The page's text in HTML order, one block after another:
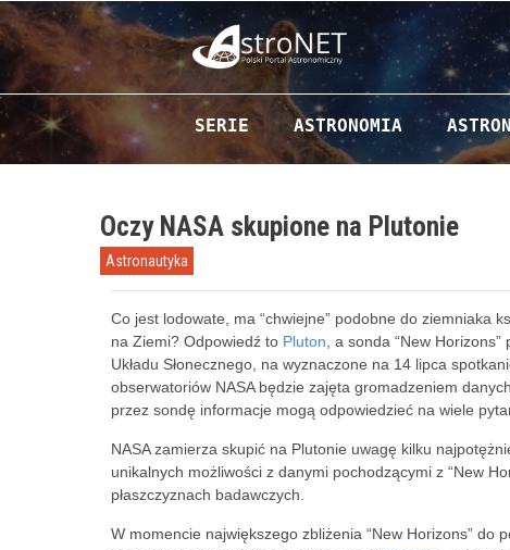
Przejdź do zawartości
SERIE ASTRONOMIA
Oczy NASA skupione na Plutonie
Astronautyka
Co jest lodowate, ma “chwiejne” podobne do ziemniaka
na Ziemi? Odpowiedź to Pluton , a sonda “New
Układu Słonecznego, na wyznaczone na 14 lipca
obserwatoriów NASA będzie zajęta gromadzeniem
przez sondę informacje mogą odpowiedzieć na wiele
NASA zamierza skupić na Plutonie uwagę kilku
unikalnych możliwości z danymi pochodzącymi z “New
płaszczyznach badawczych.
W momencie największego zbliżenia “New Horizons” do